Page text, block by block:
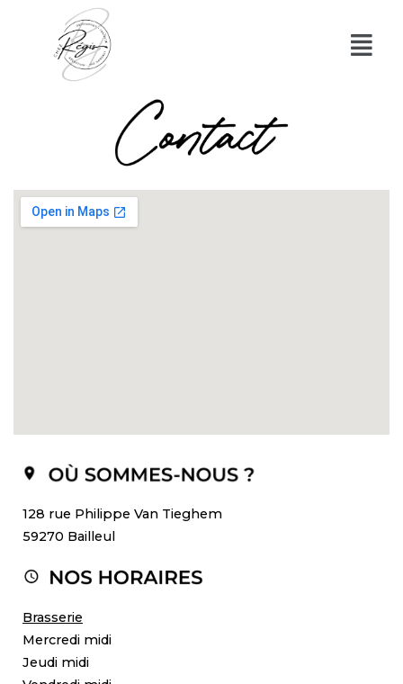
128 rue Philippe Van Tieghem
59270 Bailleul
Brasserie
Mercredi midi
Jeudi midi